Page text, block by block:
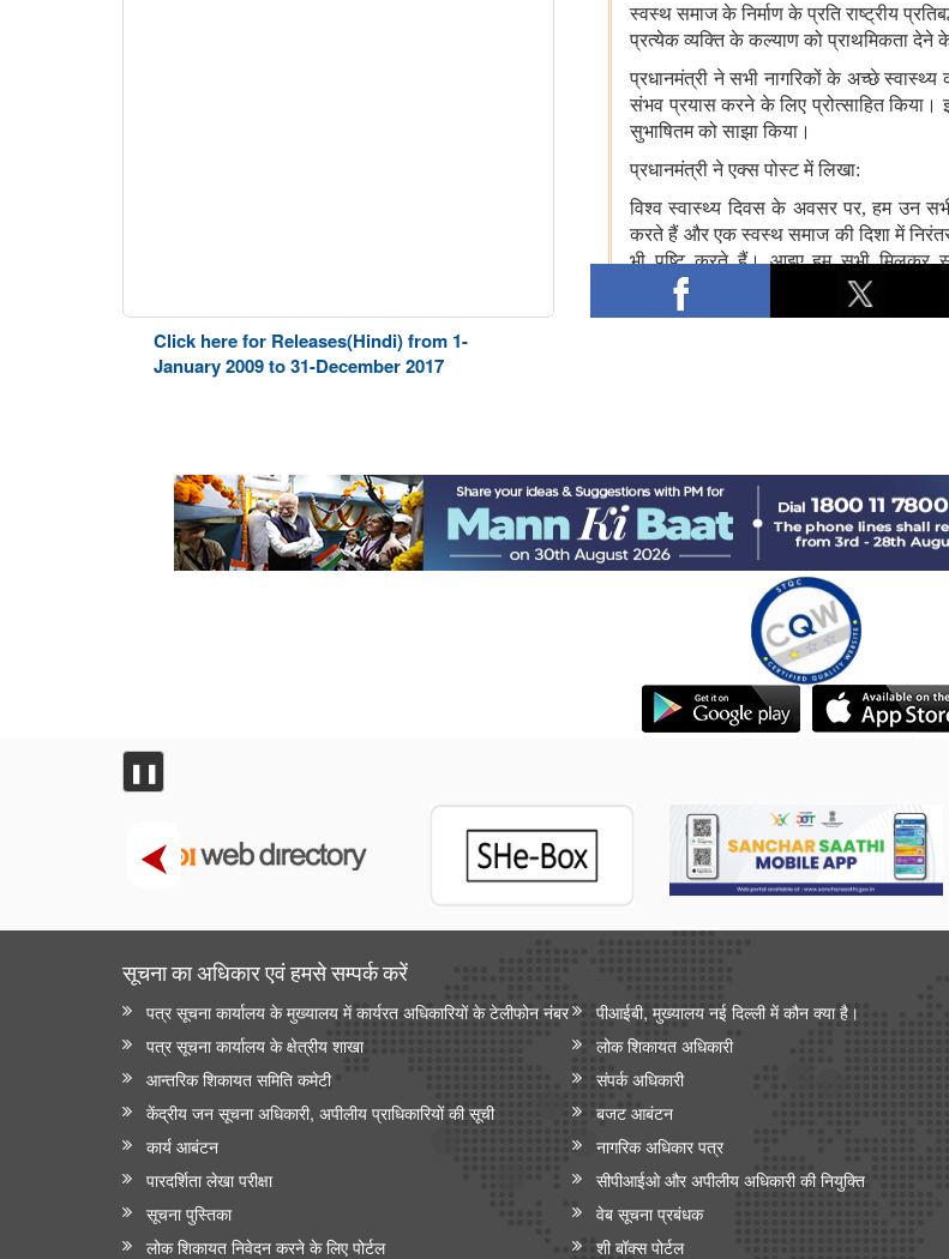
Click here for Releases(Hindi) from 1-
January 2009 to 31-December 2017
❚❚
सूचना का अधिकार एवं हमसे सम्‍पर्क करें
पत्र सूचना कार्यालय के मुख्यालय में कार्यरत अधिकारियों के टेलीफोन नंबर
पीआईबी, मुख्यालय नई दिल्ली में कौन क्या है।
पत्र सूचना कार्यालय के क्षेत्रीय शाखा
लोक शिकायत अधिकारी
आन्‍तरिक शिकायत समिति कमेटी
संपर्क अधिकारी
केंद्रीय जन सूचना अधिकारी, अपीलीय प्राधिकारियों की सूची
बजट आबंटन
कार्य आबंटन
नागरिक अधिकार पत्र
पारदर्शिता लेखा परीक्षा
सीपीआईओ और अपी‍लीय अधिकारी की नियुक्ति
सूचना पुस्तिका
वेब सूचना प्रबंधक
लोक शिकायत निवेदन करने के लिए पोर्टल
शी बॉक्स पोर्टल